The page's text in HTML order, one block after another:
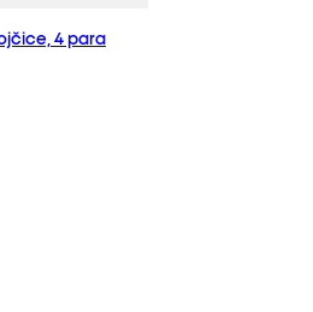
4 para